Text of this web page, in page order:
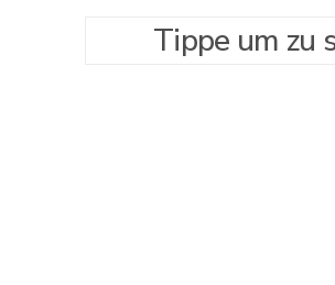
Tippe um zu suchen